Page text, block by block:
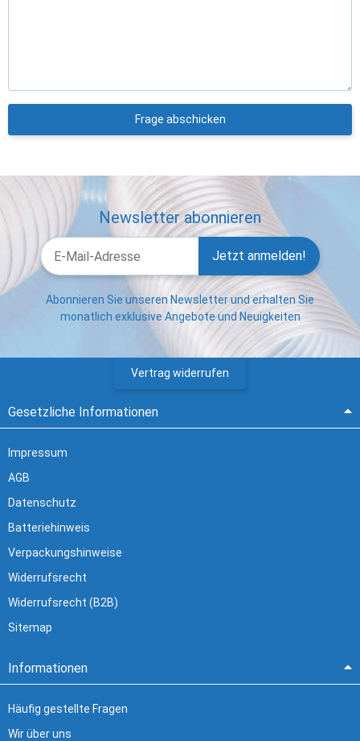
Frage abschicken
Newsletter abonnieren
Jetzt anmelden!
Abonnieren Sie unseren Newsletter und erhalten Sie
monatlich exklusive Angebote und Neuigkeiten
Vertrag widerrufen
Gesetzliche Informationen
Impressum
AGB
Datenschutz
Batteriehinweis
Verpackungshinweise
Widerrufsrecht
Widerrufsrecht (B2B)
Sitemap
Informationen
Häufig gestellte Fragen
Wir über uns